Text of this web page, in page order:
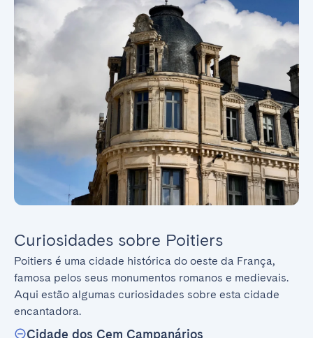
Curiosidades sobre Poitiers
Poitiers é uma cidade histórica do oeste da França,
famosa pelos seus monumentos romanos e medievais.
Aqui estão algumas curiosidades sobre esta cidade
encantadora.
Cidade dos Cem Campanários